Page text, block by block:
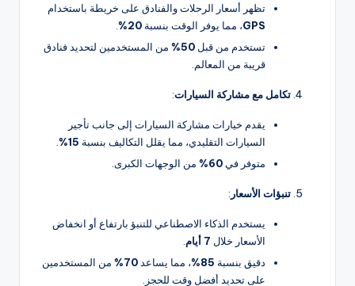
تظهر أسعار الرحلات والفنادق على خريطة باستخدام
GPS، مما يوفر الوقت بنسبة 20%
تستخدم من قبل 50%
من المستخدمين لتحديد فنادق
قريبة من المعالم.
تكامل مع مشاركة السيارات:
يقدم خيارات مشاركة السيارات إلى جانب تأجير
السيارات التقليدي، مما يقلل التكاليف بنسبة 15%
متوفر في 60% من الوجهات الكبرى.
تنبؤات الأسعار :
يستخدم الذكاء الاصطناعي للتنبؤ بارتفاع أو انخفاض
الأسعار خلال 7 أيام
دقيق بنسبة 85% ، مما يساعد 70%
من المستخدمين
على تحديد أفضل وقت للحجز.